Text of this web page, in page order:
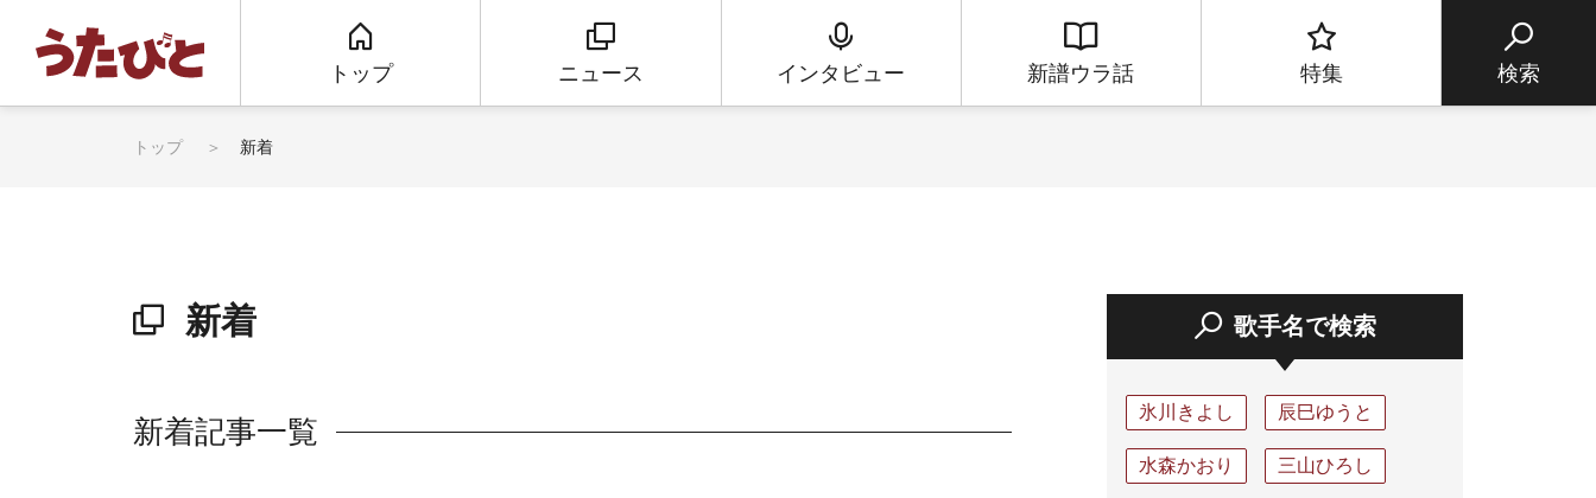
トップ ニュース インタビュー 新譜ウラ話 特集 検索
トップ 新着
新着
新着記事一覧
歌手名で検索
氷川きよし 辰巳ゆうと
水森かおり 三山ひろし